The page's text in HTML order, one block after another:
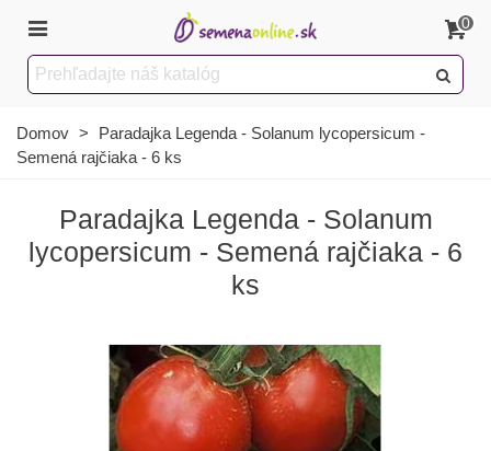
0
Domov >
Paradajka Legenda - Solanum lycopersicum -
Semená rajčiaka - 6 ks
Paradajka Legenda - Solanum
lycopersicum - Semená rajčiaka - 6
ks